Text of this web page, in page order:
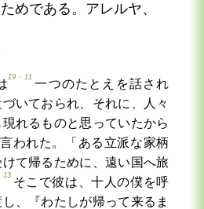
めである。アレルヤ、
19・11
一つのたとえを話され
いておられ、それに、人々
れるものと思っていたから
われた。「ある立派な家柄
て帰るために、遠い国へ旅
13
そこで彼は、十人の僕を呼
、『わたしが帰って来るま